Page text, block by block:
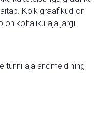
Kõik graafikud on
kohaliku aja järgi.
tunni aja andmeid ning